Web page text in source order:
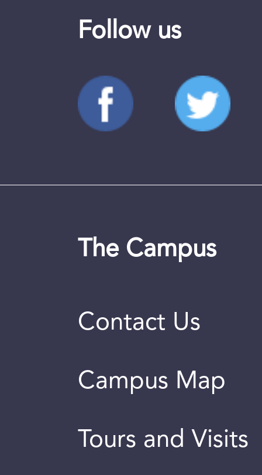
Follow us
The Campus
Contact Us
Campus Map
Tours and Visits